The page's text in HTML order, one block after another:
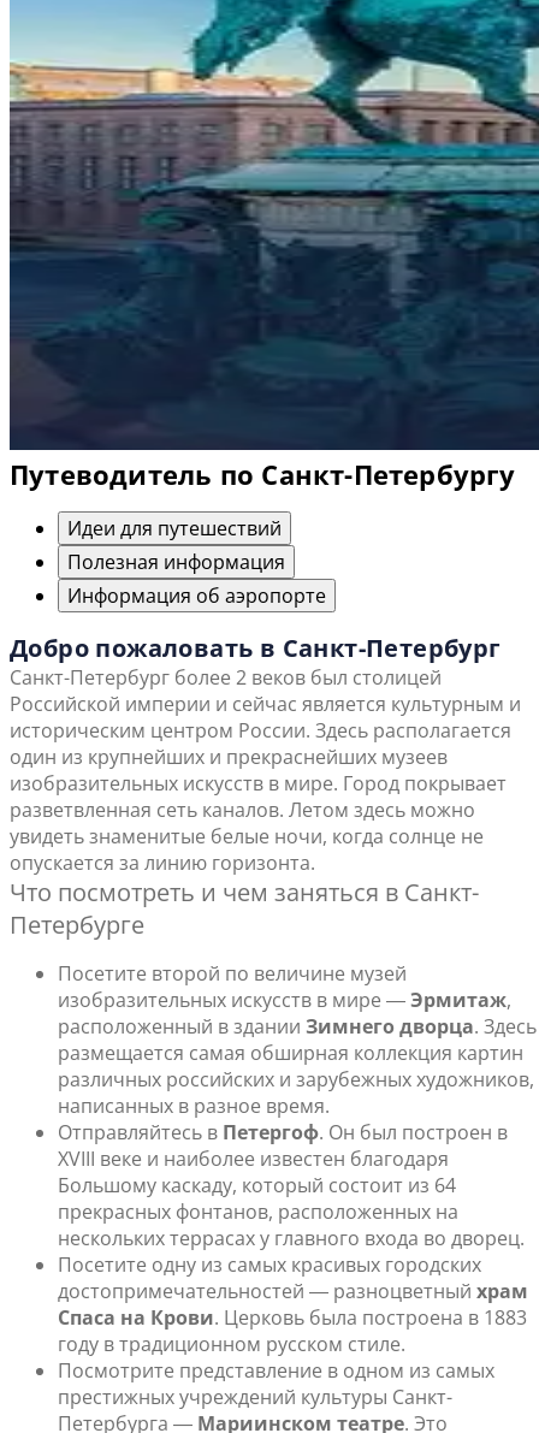
Путеводитель по Санкт-Петербургу
Идеи для путешествий
Полезная информация
Информация об аэропорте
Добро пожаловать в Санкт-Петербург
Санкт-Петербург более 2 веков был столицей
Российской империи и сейчас является культурным и
историческим центром России. Здесь располагается
один из крупнейших и прекраснейших музеев
изобразительных искусств в мире. Город покрывает
разветвленная сеть каналов. Летом здесь можно
увидеть знаменитые белые ночи, когда солнце не
опускается за линию горизонта.
Что посмотреть и чем заняться в Санкт-
Петербурге
Посетите второй по величине музей
изобразительных искусств в мире ―Эрмитаж,
расположенный в здании Зимнего дворца. Здесь
размещается самая обширная коллекция картин
различных российских и зарубежных художников,
написанных в разное время.
Отправляйтесь в Петергоф. Он был построен в
XVIII веке и наиболее известен благодаря
Большому каскаду, который состоит из 64
прекрасных фонтанов, расположенных на
нескольких террасах у главного входа во дворец.
Посетите одну из самых красивых городских
достопримечательностей ― разноцветный храм
Спаса на Крови. Церковь была построена в 1883
году в традиционном русском стиле.
Посмотрите представление в одном из самых
престижных учреждений культуры Санкт-
Петербурга ― Мариинском театре. Это